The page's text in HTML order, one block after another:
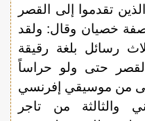
تقدموا إلى القصر
خصيان وقال: ولقد
رسائل بلغة رقيقة
حتى ولو حراساً
من موسيقي إفرنسي
والثالثة من تاجر